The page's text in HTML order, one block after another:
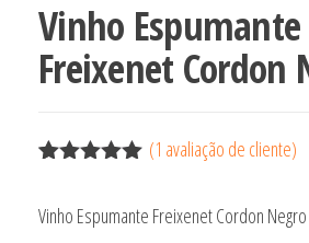
Vinho Espumante
Freixenet Cordon
de 5, com
(1 avaliação de cliente)
Vinho Espumante Freixenet Cordon Negro